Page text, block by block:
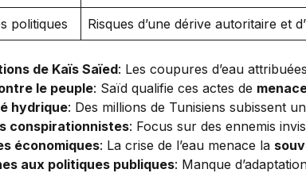
politiques Risques d’une dérive autoritaire et
de Kaïs Saïed: Les coupures d’eau
le peuple: Saïd qualifie ces actes de
hydrique: Des millions de Tunisiens subissent
conspirationnistes: Focus sur des ennemis
économiques: La crise de l’eau menace la
aux politiques publiques: Manque